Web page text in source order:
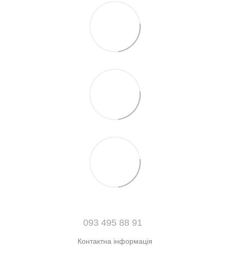
093 495 88 91
Контактна інформація